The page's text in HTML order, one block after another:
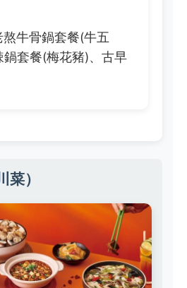
熬牛骨鍋套餐(牛五
套餐(梅花豬)、古早
菜）